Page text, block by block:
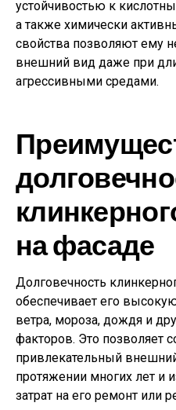
устойчивостью к
а также химически
свойства позволяют ему
внешний вид даже при
агрессивными средами.
на фасаде
Долговечность
обеспечивает его
ветра, мороза, дождя и
факторов. Это позволяет
привлекательный
протяжении многих лет и
затрат на его ремонт или